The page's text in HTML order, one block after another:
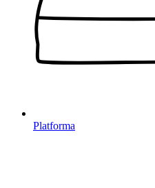
Platforma